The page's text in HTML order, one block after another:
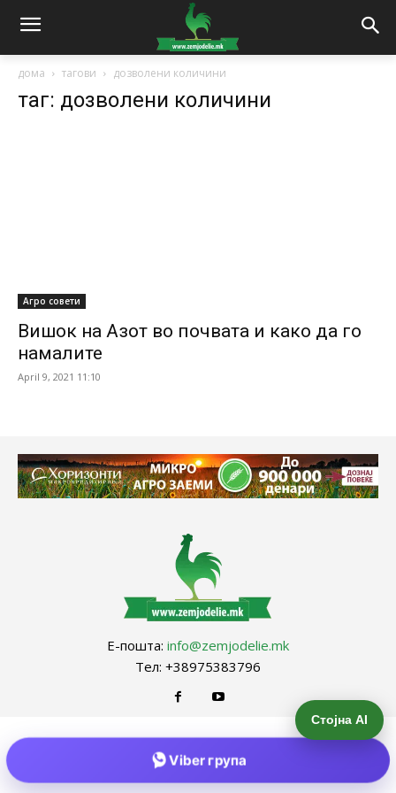
дома тагови дозволени количини
таг: дозволени количини
Агро совети
Вишок на Азот во почвата и како да го
намалите
April 9, 2021 11:10
Е-пошта: info@zemjodelie.mk
Тел: +38975383796
Стојна AI
Viber група